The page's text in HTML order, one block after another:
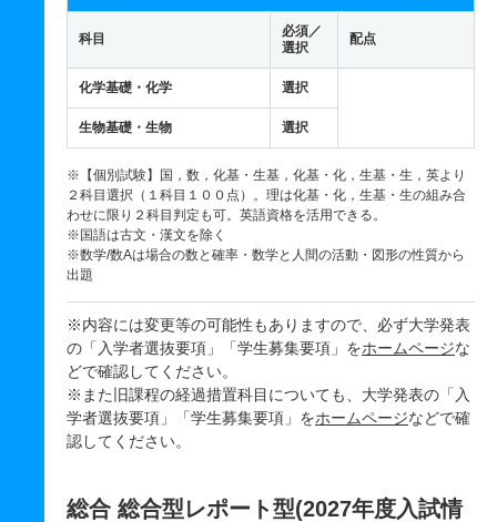
科目
必須／
選択
配点
化学基礎・化学 選択
生物基礎・生物 選択
※【個別試験】国，数，化基・生基，化基・化，生基・生，英より
２科目選択（１科目１００点）。理は化基・化，生基・生の組み合
わせに限り２科目判定も可。英語資格を活用できる。
※国語は古文・漢文を除く
※数学/数Aは場合の数と確率・数学と人間の活動・図形の性質から
出題
※内容には変更等の可能性もありますので、必ず大学発表
の「入学者選抜要項」「学生募集要項」をホームページな
どで確認してください。
※また旧課程の経過措置科目についても、大学発表の「入
学者選抜要項」「学生募集要項」をホームページなどで確
認してください。
総合 総合型レポート型(2027年度入試情